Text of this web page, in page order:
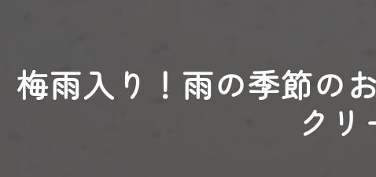
外装
ぷち
梅雨入り！雨の季節の
クリ